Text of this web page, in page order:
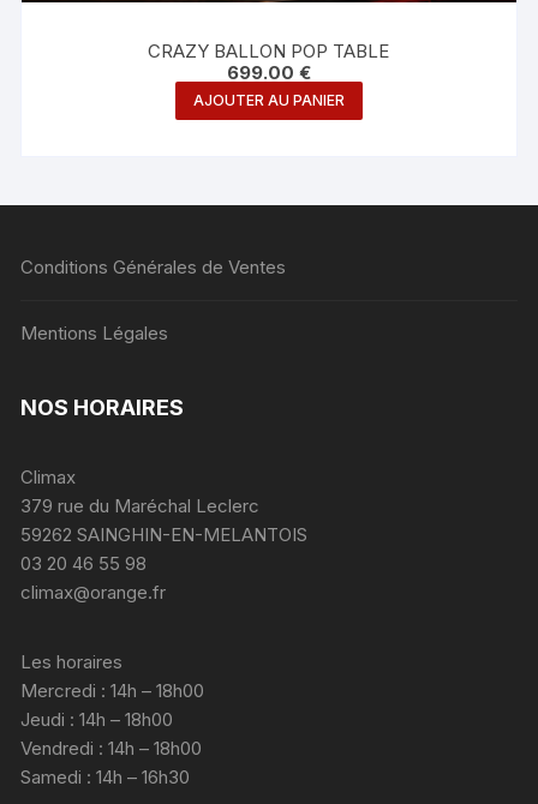
CRAZY BALLON POP TABLE
699.00 €
AJOUTER AU PANIER
Conditions Générales de Ventes
Mentions Légales
NOS HORAIRES
Climax
379 rue du Maréchal Leclerc
59262 SAINGHIN-EN-MELANTOIS
03 20 46 55 98
climax@orange.fr
Les horaires
Mercredi : 14h – 18h00
Jeudi : 14h – 18h00
Vendredi : 14h – 18h00
Samedi : 14h – 16h30